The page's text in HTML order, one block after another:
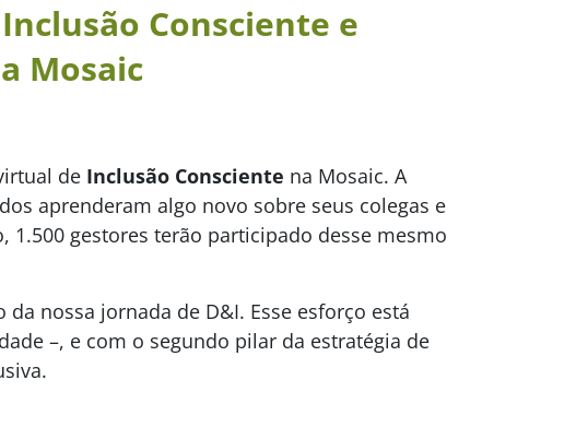
Consciente e
Mosaic
de Inclusão Consciente na Mosaic. A
aprenderam algo novo sobre seus colegas e
gestores terão participado desse mesmo
nossa jornada de D&I. Esse esforço está
–, e com o segundo pilar da estratégia de